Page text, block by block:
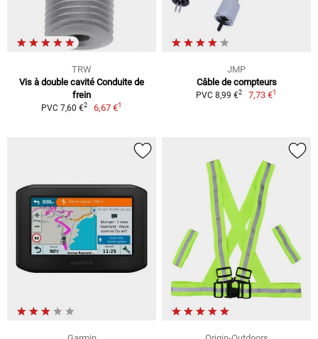
TRW
Vis à double cavité Conduite de
frein
PVC 7,60 €2 6,67 €1
JMP
Câble de compteurs
PVC 8,99 €2 7,73 €1